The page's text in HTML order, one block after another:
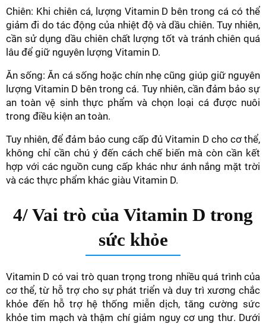
Chiên: Khi chiên cá, lượng Vitamin D bên trong cá có thể
giảm đi do tác động của nhiệt độ và dầu chiên. Tuy nhiên,
cần sử dụng dầu chiên chất lượng tốt và tránh chiên quá
lâu để giữ nguyên lượng Vitamin D.
Ăn sống: Ăn cá sống hoặc chín nhẹ cũng giúp giữ nguyên
lượng Vitamin D bên trong cá. Tuy nhiên, cần đảm bảo sự
an toàn vệ sinh thực phẩm và chọn loại cá được nuôi
trong điều kiện an toàn.
Tuy nhiên, để đảm bảo cung cấp đủ Vitamin D cho cơ thể,
không chỉ cần chú ý đến cách chế biến mà còn cần kết
hợp với các nguồn cung cấp khác như ánh nắng mặt trời
và các thực phẩm khác giàu Vitamin D.
4/ Vai trò của Vitamin D trong
sức khỏe
Vitamin D có vai trò quan trọng trong nhiều quá trình của
cơ thể, từ hỗ trợ cho sự phát triển và duy trì xương chắc
khỏe đến hỗ trợ hệ thống miễn dịch, tăng cường sức
khỏe tim mạch và thậm chí giảm nguy cơ ung thư. Dưới